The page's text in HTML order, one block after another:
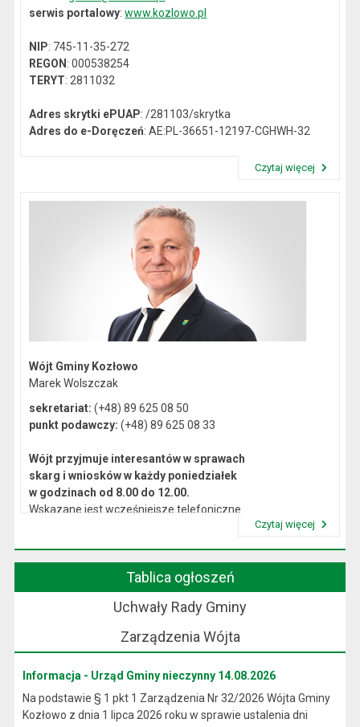
serwis portalowy:www.kozlowo.pl
NIP: 745-11-35-272
REGON: 000538254
TERYT: 2811032
Adres skrytki ePUAP: /281103/skrytka
Adres do e-Doręczeń: AE:PL-36651-12197-CGHWH-32
Czytaj więcej
Wójt Gminy Kozłowo
Marek Wolszczak
sekretariat: (+48) 89 625 08 50
punkt podawczy: (+48) 89 625 08 33
Wójt przyjmuje interesantów w sprawach
skarg i wniosków w każdy poniedziałek
w godzinach od 8.00 do 12.00.
Wskazane jest wcześniejsze telefoniczne
Czytaj więcej
Tablica ogłoszeń
Uchwały Rady Gminy
Zarządzenia Wójta
Informacja - Urząd Gminy nieczynny 14.08.2026
Na podstawie § 1 pkt 1 Zarządzenia Nr 32/2026 Wójta Gminy
Kozłowo z dnia 1 lipca 2026 roku w sprawie ustalenia dni